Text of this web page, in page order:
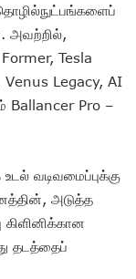
அவற்றில்,
Tesla
Venus Legacy, AI
Ballancer Pro –
வடிவமைப்புக்கு
அடுத்த
தடத்தைப்